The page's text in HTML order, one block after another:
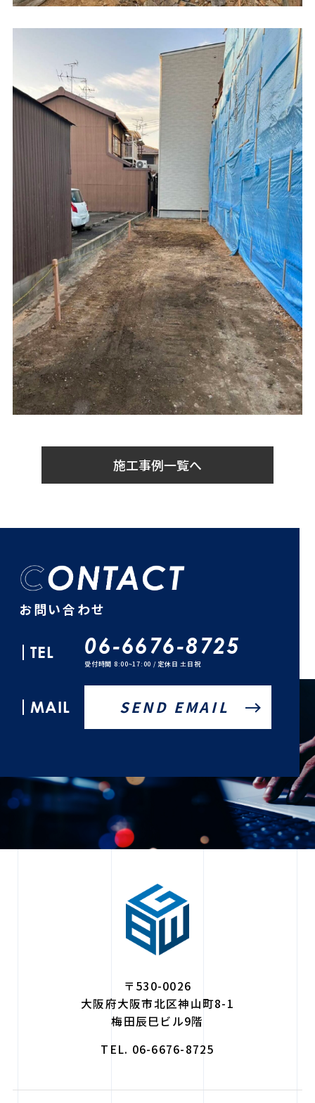
施工事例一覧へ
お問い合わせ
TEL 06-6676-8725
受付時間 8:00~17:00 / 定休日 土日祝
MAIL
〒530-0026
大阪府大阪市北区神山町8-1
梅田辰巳ビル9階
TEL. 06-6676-8725